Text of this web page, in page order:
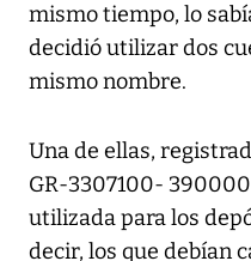
mismo tiempo, lo
decidió utilizar dos
mismo nombre.
Una de ellas,
GR-3307100-
utilizada para los
decir, los que debían